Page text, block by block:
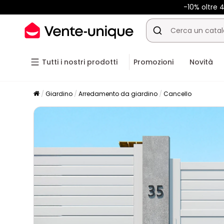
-10% oltre
Tutti i nostri prodotti Promozioni Novità
Giardino Arredamento da giardino Cancello